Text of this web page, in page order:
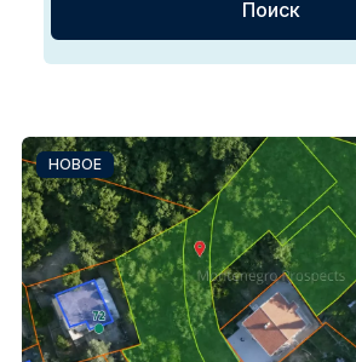
НОВОЕ